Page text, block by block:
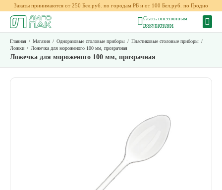
Заказы принимаются от 250 Бел.руб. по городам РБ и от 100 Бел.руб. по Гродно
Стать постоянным
покупателем
Главная / Магазин / Одноразовые столовые приборы / Пластиковые столовые приборы /
Ложки / Ложечка для мороженого 100 мм, прозрачная
Ложечка для мороженого 100 мм, прозрачная